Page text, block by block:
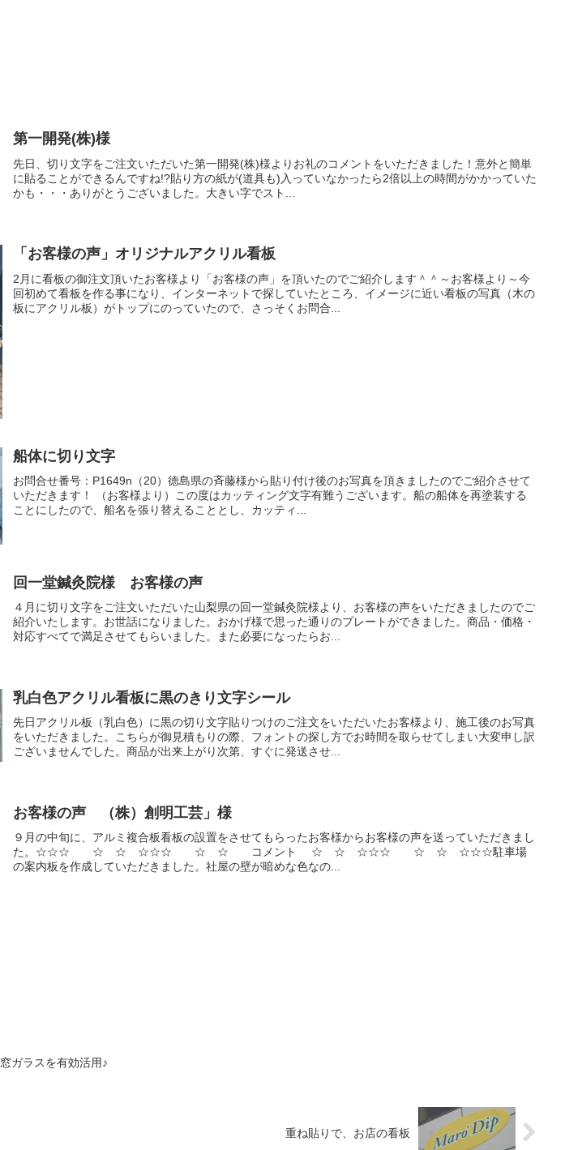
第一開発(株)様
先日、切り文字をご注文いただいた第一開発(株)様よりお礼のコメントをいただきました！意外と簡単
に貼ることができるんですね!?貼り方の紙が(道具も)入っていなかったら2倍以上の時間がかかっていた
かも・・・ありがとうございました。大きい字でスト...
「お客様の声」オリジナルアクリル看板
2月に看板の御注文頂いたお客様より「お客様の声」を頂いたのでご紹介します＾＾～お客様より～今
回初めて看板を作る事になり、インターネットで探していたところ、イメージに近い看板の写真（木の
板にアクリル板）がトップにのっていたので、さっそくお問合...
船体に切り文字
お問合せ番号：P1649n（20）徳島県の斉藤様から貼り付け後のお写真を頂きましたのでご紹介させて
いただきます！ （お客様より）この度はカッティング文字有難うございます。船の船体を再塗装する
ことにしたので、船名を張り替えることとし、カッティ...
回一堂鍼灸院様 お客様の声
４月に切り文字をご注文いただいた山梨県の回一堂鍼灸院様より、お客様の声をいただきましたのでご
紹介いたします。お世話になりました。おかげ様で思った通りのプレートができました。商品・価格・
対応すべてで満足させてもらいました。また必要になったらお...
乳白色アクリル看板に黒のきり文字シール
先日アクリル板（乳白色）に黒の切り文字貼りつけのご注文をいただいたお客様より、施工後のお写真
をいただきました。こちらが御見積もりの際、フォントの探し方でお時間を取らせてしまい大変申し訳
ございませんでした。商品が出来上がり次第、すぐに発送させ...
お客様の声 （株）創明工芸」様
９月の中旬に、アルミ複合板看板の設置をさせてもらったお客様からお客様の声を送っていただきまし
た。☆☆☆ ☆ ☆ ☆☆☆ ☆ ☆ コメント ☆ ☆ ☆☆☆ ☆ ☆ ☆☆☆駐車場
の案内板を作成していただきました。社屋の壁が暗めな色なの...
窓ガラスを有効活用♪
重ね貼りで、お店の看板